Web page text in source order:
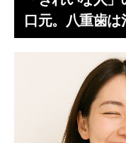
Case2. 八重歯が
笑顔に
そもそも「八重歯
その3つの共通点
特徴①：八重歯の
口元。八重歯は